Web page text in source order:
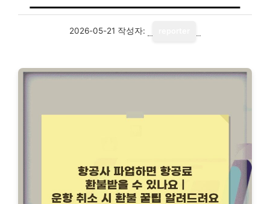
2026-05-21 작성자: